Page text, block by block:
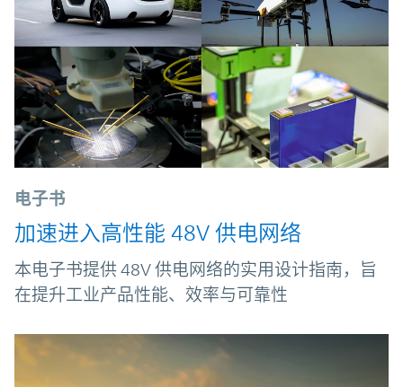
电子书
加速进入高性能 48V 供电网络
本电子书提供 48V 供电网络的实用设计指南，旨
在提升工业产品性能、效率与可靠性